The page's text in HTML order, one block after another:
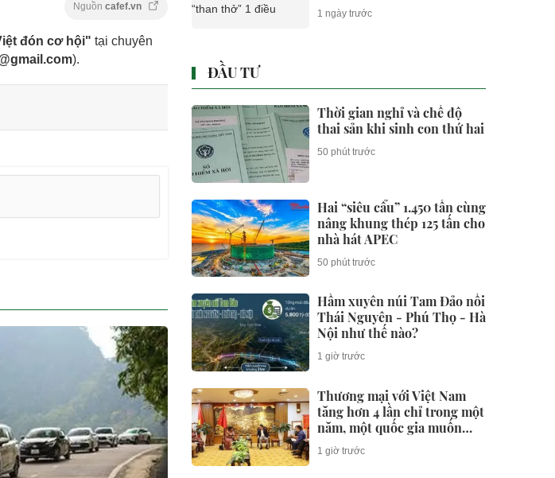
Nguồn cafef.vn
đón cơ hội" tại chuyên
).
1 ngày trước
ĐẦU TƯ
Thời gian nghỉ và chế độ
thai sản khi sinh con thứ hai
50 phút trước
Hai “siêu cẩu” 1.450 tấn cùng
nâng khung thép 125 tấn cho
nhà hát APEC
50 phút trước
Hầm xuyên núi Tam Đảo nối
Thái Nguyên - Phú Thọ - Hà
Nội như thế nào?
1 giờ trước
Thương mại với Việt Nam
tăng hơn 4 lần chỉ trong một
năm, một quốc gia muốn
làm 'cửa ngõ' cho doanh
nghiệp Việt bước vào thị
1 giờ trước